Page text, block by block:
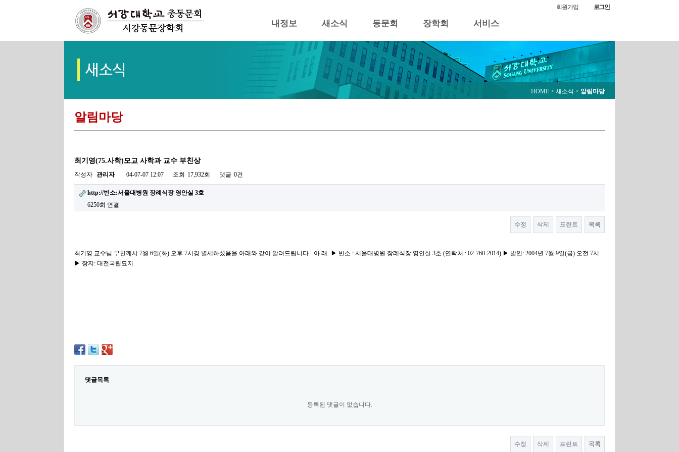
내정보 새소식 동문회 장학회 서비스
회원가입 로그인
HOME > 새소식 > 알림마당
알림마당
최기영(75.사학)모교 사학과 교수 부친상
작성자 관리자 04-07-07 12:07 조회 17,932회 댓글 0건
http://빈소:서울대병원 장례식장 영안실 3호
6250회 연결
수정 삭제 프린트 목록
최기영 교수님 부친께서 7월 6일(화) 오후 7시경 별세하셨음을 아래와 같이 알려드립니다. -아 래- ▶ 빈소 : 서울대병원 장례식장 영안실 3호 (연락처 : 02-760-2014) ▶ 발인: 2004년 7월 9일(금) 오전 7시
▶ 장지: 대전국립묘지
댓글목록
등록된 댓글이 없습니다.
수정 삭제 프린트 목록